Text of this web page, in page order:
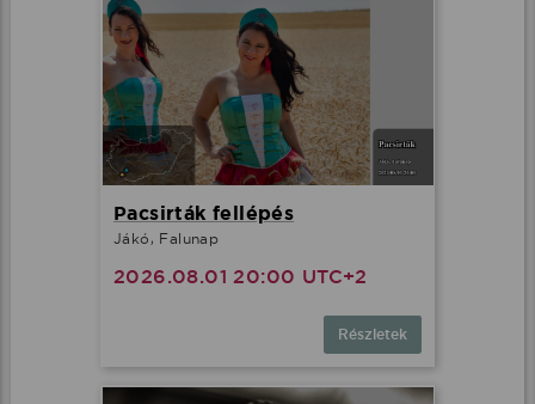
Pacsirták fellépés
Jákó, Falunap
2026.08.01 20:00 UTC+2
Részletek